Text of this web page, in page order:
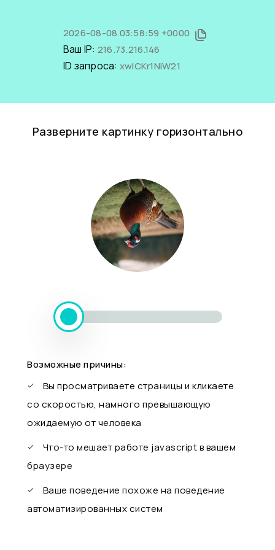
2026-08-08 03:58:59 +0000
Ваш IP: 216.73.216.146
ID запроса: xwICKr1NiW21
Разверните картинку горизонтально
Возможные причины:
Вы просматриваете страницы и кликаете
со скоростью, намного превышающую
ожидаемую от человека
Что-то мешает работе javascript в вашем
браузере
Ваше поведение похоже на поведение
автоматизированных систем